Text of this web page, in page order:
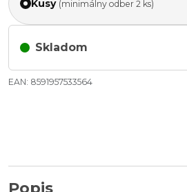
Kusy (minimálny odber 2 ks)
Skladom
EAN: 8591957533564
Popis